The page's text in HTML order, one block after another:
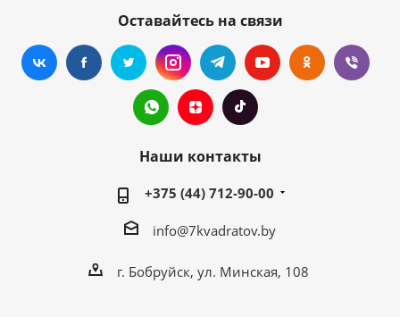
Оставайтесь на связи
Наши контакты
+375 (44) 712-90-00
info@7kvadratov.by
г. Бобруйск, ул. Минская, 108